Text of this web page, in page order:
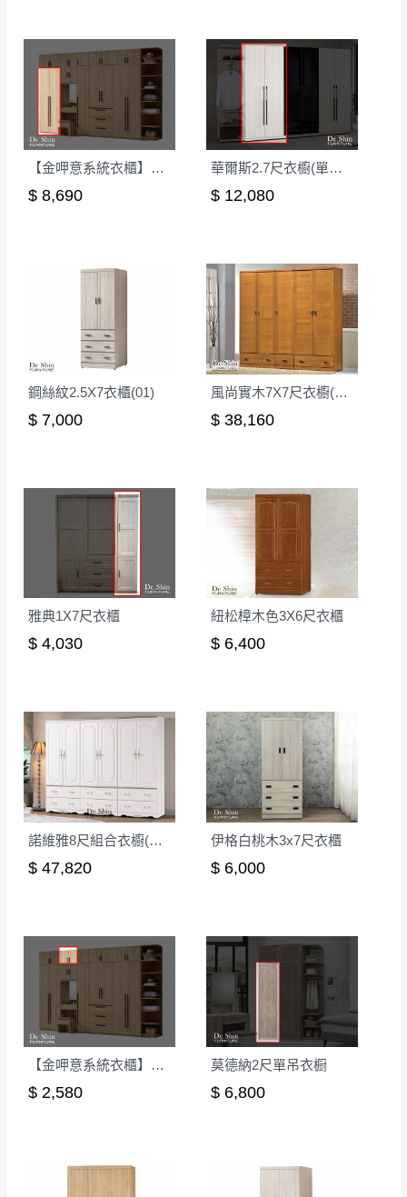
至百貨公司卸貨區為限，恕無法送至指定樓面。 《 如
遇百貨周年慶期間，恕暫停百貨公司相關運送 》
無回收家具服務，若需回收家俱可聯絡當地請清潔隊
回收,免付費清運專線：0800-085-717
如欲放置營業場所及公開場合之商品則無享
有商品一年保固之服務。
訂單成立 時請儘速於三日內完成付款，
交易恕不
殺價，商品均已最低價格售出，且在特定時日會給
予折扣，請密切注意。
▪️三日內若未接獲您的匯款或轉帳通知，商品將不
予保留(訂單自動取消)。
【金呷意系統衣櫃】2.5尺中一抽衣櫃-可訂製
$ 8,690
華爾斯2.7尺衣櫥(單吊)(258)
$ 12,080
鋼絲紋2.5X7衣櫃(01)
$ 7,000
風尚實木7X7尺衣櫥(FF-08)
$ 38,160
雅典1X7尺衣櫃
$ 4,030
紐松樟木色3X6尺衣櫃
$ 6,400
諾維雅8尺組合衣櫥(全組)(675X3)
$ 47,820
伊格白桃木3x7尺衣櫃
$ 6,000
【金呷意系統衣櫃】2尺被櫃-可訂製
$ 2,580
莫德納2尺單吊衣橱
$ 6,800